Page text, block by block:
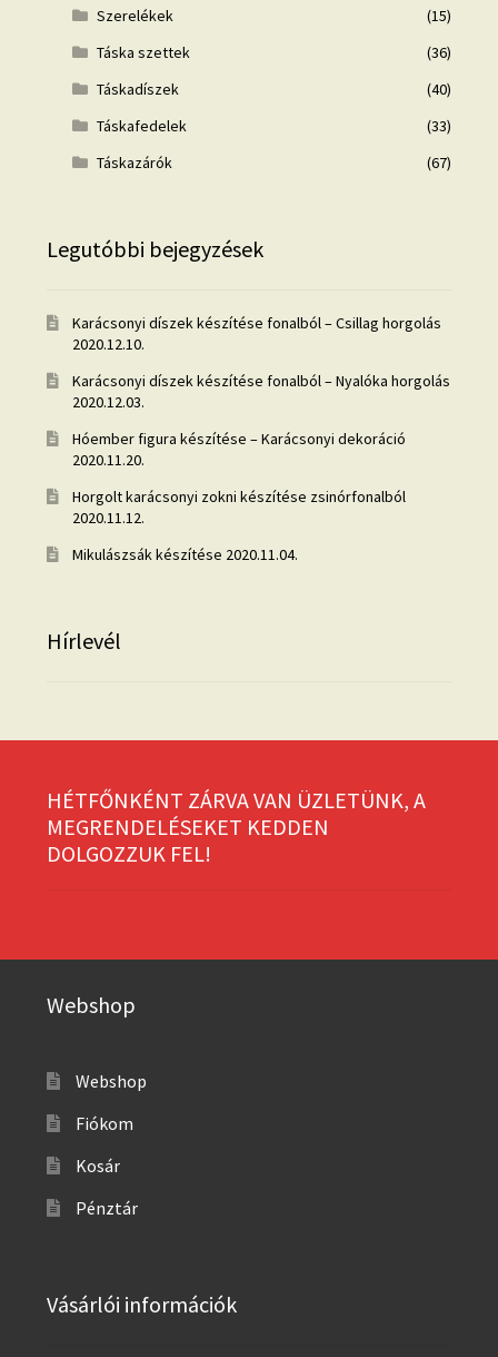
Szerelékek
(15)
Táska szettek
(36)
Táskadíszek
(40)
Táskafedelek
(33)
Táskazárók
(67)
Legutóbbi bejegyzések
Karácsonyi díszek készítése fonalból – Csillag horgolás
2020.12.10.
Karácsonyi díszek készítése fonalból – Nyalóka horgolás
2020.12.03.
Hóember figura készítése – Karácsonyi dekoráció
2020.11.20.
Horgolt karácsonyi zokni készítése zsinórfonalból
2020.11.12.
Mikulászsák készítése 2020.11.04.
Hírlevél
HÉTFŐNKÉNT ZÁRVA VAN ÜZLETÜNK, A
MEGRENDELÉSEKET KEDDEN
DOLGOZZUK FEL!
Webshop
Webshop
Fiókom
Kosár
Pénztár
Vásárlói információk